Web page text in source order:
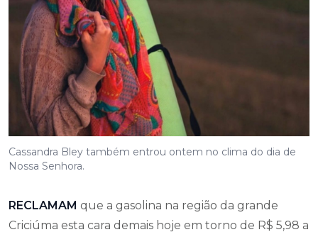
Cassandra Bley também entrou ontem no clima do dia de
Nossa Senhora.
RECLAMAM que a gasolina na região da grande
Criciúma esta cara demais hoje em torno de R$ 5,98 a